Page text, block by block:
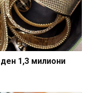
1,3 милиони